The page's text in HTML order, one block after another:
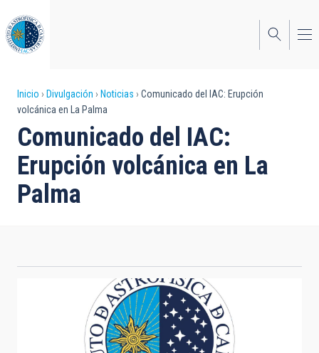
al
contenido
principal
Sobrescribir
enlaces
de
ayuda
a
Inicio Divulgación Noticias
Comunicado del IAC: Erupción
volcánica en La Palma
Comunicado del IAC:
Erupción volcánica en La
Palma